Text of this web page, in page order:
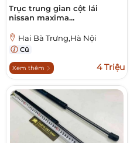
Trục trung gian cột lái
nissan maxima...
Hai Bà Trưng,Hà Nội
Cũ
Xem thêm 4 Triệu